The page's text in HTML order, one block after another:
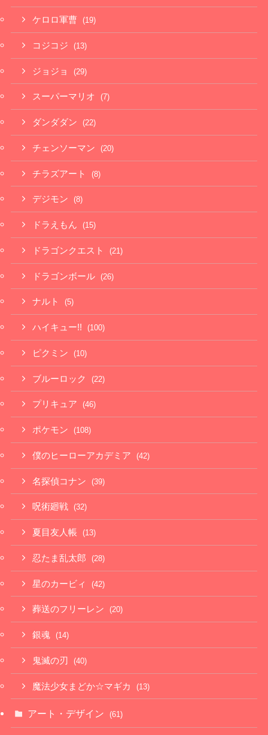
ケロロ軍曹 (19)
コジコジ (13)
ジョジョ (29)
スーパーマリオ (7)
ダンダダン (22)
チェンソーマン (20)
チラズアート (8)
デジモン (8)
ドラえもん (15)
ドラゴンクエスト (21)
ドラゴンボール (26)
ナルト (5)
ハイキュー!! (100)
ピクミン (10)
ブルーロック (22)
プリキュア (46)
ポケモン (108)
僕のヒーローアカデミア (42)
名探偵コナン (39)
呪術廻戦 (32)
夏目友人帳 (13)
忍たま乱太郎 (28)
星のカービィ (42)
葬送のフリーレン (20)
銀魂 (14)
鬼滅の刃 (40)
魔法少女まどか☆マギカ (13)
アート・デザイン (61)